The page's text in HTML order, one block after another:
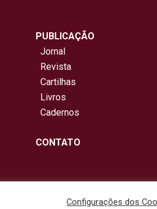
PUBLICAÇÃO
Jornal
Revista
Cartilhas
Livros
Cadernos
CONTATO
Configurações dos